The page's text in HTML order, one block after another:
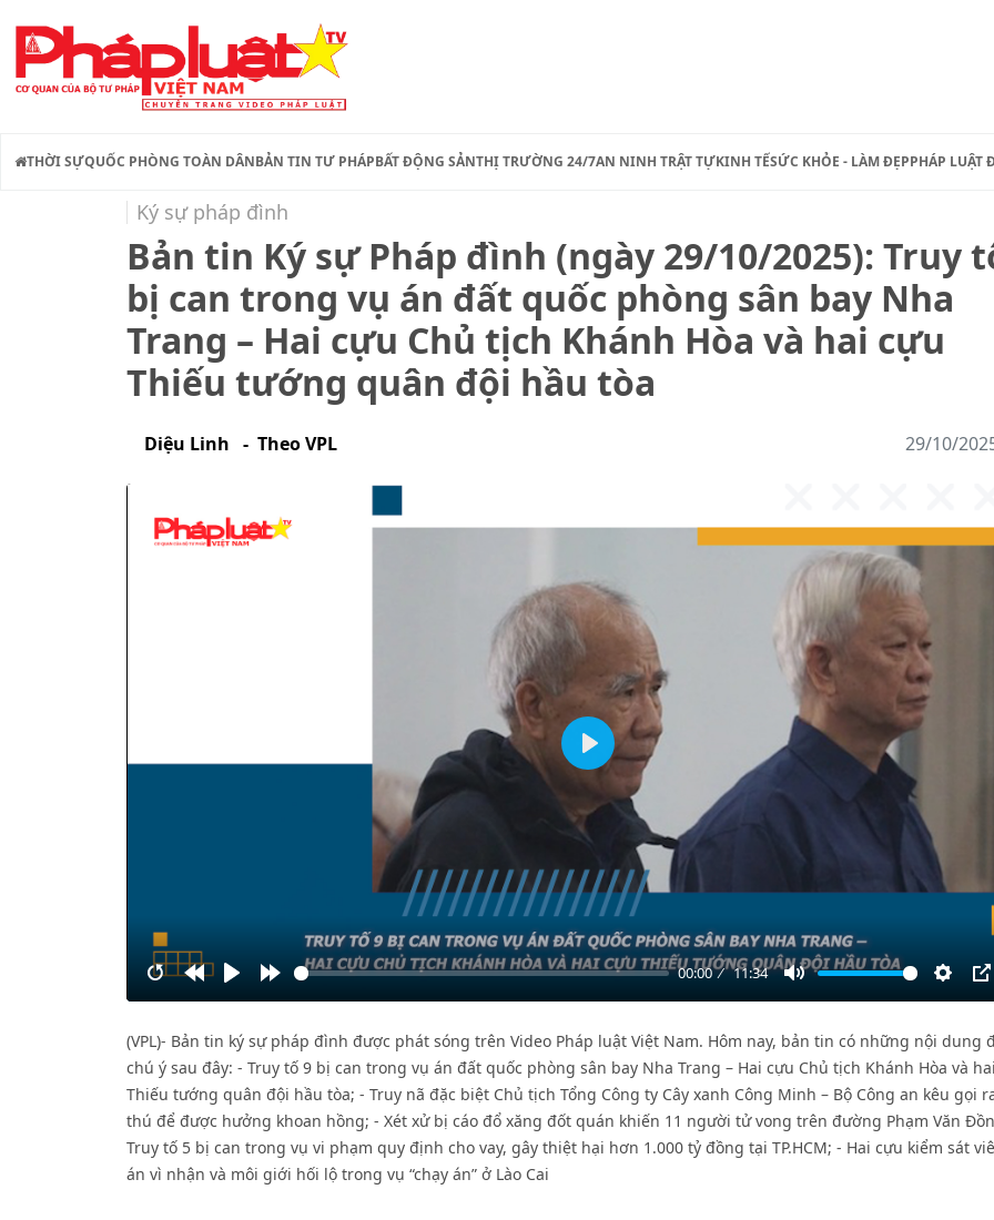
THỜI SỰQUỐC PHÒNG TOÀN DÂNBẢN TIN TƯ PHÁPBẤT ĐỘNG SẢNTHỊ TRƯỜNG 24/7AN NINH TRẬT TỰKINH TẾSỨC KHỎE - LÀM ĐẸPPHÁP LUẬT
Ký sự pháp đình
Bản tin Ký sự Pháp đình (ngày 29/10/2025): Truy
bị can trong vụ án đất quốc phòng sân bay Nha
Trang – Hai cựu Chủ tịch Khánh Hòa và hai cựu
Thiếu tướng quân đội hầu tòa
Diệu Linh - Theo VPL 29/10/
00:00 11:34
Play
(VPL)- Bản tin ký sự pháp đình được phát sóng trên Video Pháp luật Việt Nam. Hôm nay, bản tin có những nội dung
chú ý sau đây: - Truy tố 9 bị can trong vụ án đất quốc phòng sân bay Nha Trang – Hai cựu Chủ tịch Khánh Hòa và
Thiếu tướng quân đội hầu tòa; - Truy nã đặc biệt Chủ tịch Tổng Công ty Cây xanh Công Minh – Bộ Công an kêu gọi
thú để được hưởng khoan hồng; - Xét xử bị cáo đổ xăng đốt quán khiến 11 người tử vong trên đường Phạm Văn
Truy tố 5 bị can trong vụ vi phạm quy định cho vay, gây thiệt hại hơn 1.000 tỷ đồng tại TP.HCM; - Hai cựu kiểm sát
án vì nhận và môi giới hối lộ trong vụ “chạy án” ở Lào Cai